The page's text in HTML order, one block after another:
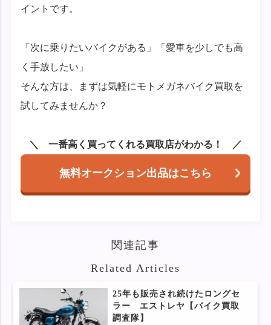
イントです。
「次に乗りたいバイクがある」「愛車を少しでも高
く手放したい」
そんな方は、まずは気軽にモトメガネバイク買取を
試してみませんか？
一番高く買ってくれる買取店がわかる！
無料オークション出品はこちら
関連記事
Related Articles
25年も販売され続けたロングセ
ラー エストレヤ【バイク買取
調査隊】